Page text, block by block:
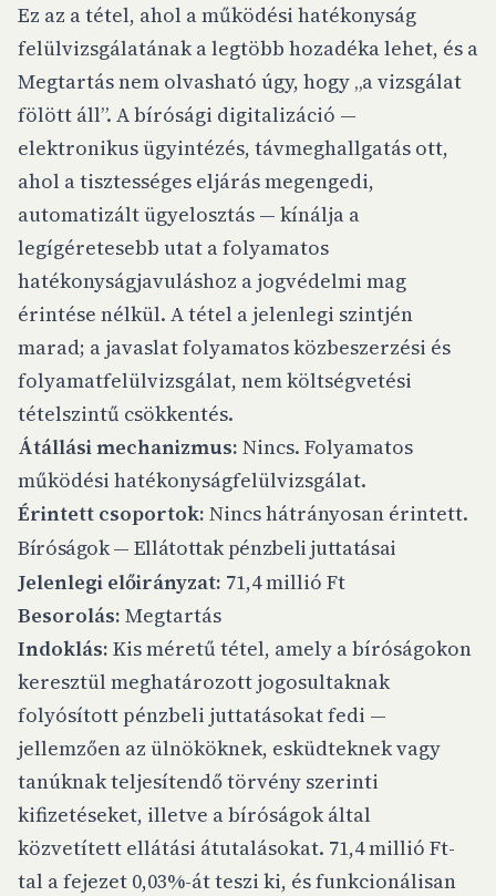
Ez az a tétel, ahol a működési hatékonyság
felülvizsgálatának a legtöbb hozadéka lehet, és a
Megtartás nem olvasható úgy, hogy „a vizsgálat
fölött áll”. A bírósági digitalizáció —
elektronikus ügyintézés, távmeghallgatás ott,
ahol a tisztességes eljárás megengedi,
automatizált ügyelosztás — kínálja a
legígéretesebb utat a folyamatos
hatékonyságjavuláshoz a jogvédelmi mag
érintése nélkül. A tétel a jelenlegi szintjén
marad; a javaslat folyamatos közbeszerzési és
folyamatfelülvizsgálat, nem költségvetési
tételszintű csökkentés.
Átállási mechanizmus: Nincs. Folyamatos
működési hatékonyságfelülvizsgálat.
Érintett csoportok: Nincs hátrányosan érintett.
Bíróságok — Ellátottak pénzbeli juttatásai
Jelenlegi előirányzat: 71,4 millió Ft
Besorolás: Megtartás
Indoklás: Kis méretű tétel, amely a bíróságokon
keresztül meghatározott jogosultaknak
folyósított pénzbeli juttatásokat fedi —
jellemzően az ülnököknek, esküdteknek vagy
tanúknak teljesítendő törvény szerinti
kifizetéseket, illetve a bíróságok által
közvetített ellátási átutalásokat. 71,4 millió Ft-
tal a fejezet 0,03%-át teszi ki, és funkcionálisan